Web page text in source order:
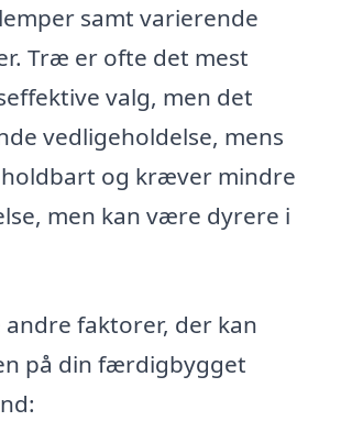
samt varierende
Træ er ofte det mest
valg, men det
vedligeholdelse, mens
og kræver mindre
men kan være dyrere i
andre faktorer, der kan
på din færdigbygget